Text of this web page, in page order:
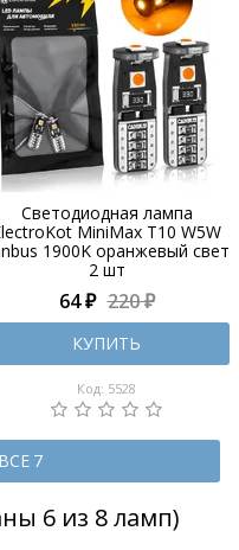
Светодиодная лампа
MiniMax T10 W5W
1900K оранжевый свет
2 шт
64 ₽ 220 ₽
КУПИТЬ
Код: 5528
7
6 из 8 ламп)